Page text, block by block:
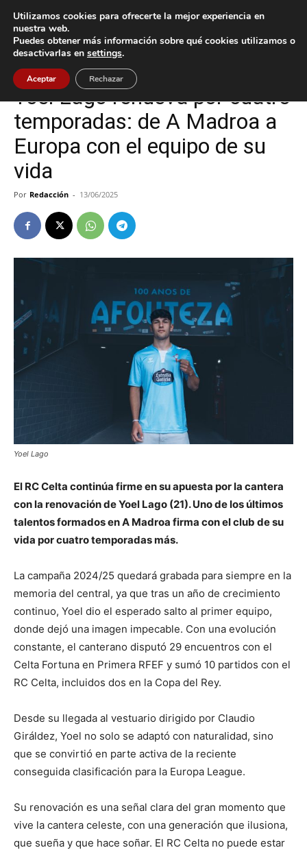
Inicio Celta
Celta Deportes
Yoel Lago renueva por cuatro
temporadas: de A Madroa a
Europa con el equipo de su
vida
Por Redacción - 13/06/2025
Yoel Lago
El RC Celta continúa firme en su apuesta por la cantera
con la renovación de Yoel Lago (21). Uno de los últimos
talentos formados en A Madroa firma con el club de su
vida por cuatro temporadas más.
La campaña 2024/25 quedará grabada para siempre en la
memoria del central, ya que tras un año de crecimiento
continuo, Yoel dio el esperado salto al primer equipo,
donde dejó una imagen impecable. Con una evolución
constante, el canterano disputó 29 encuentros con el
Celta Fortuna en Primera RFEF y sumó 10 partidos con el
RC Celta, incluidos dos en la Copa del Rey.
Desde su llegada al vestuario dirigido por Claudio
Giráldez, Yoel no solo se adaptó con naturalidad, sino
que se convirtió en parte activa de la reciente
conseguida clasificación para la Europa League.
Su renovación es una señal clara del gran momento que
vive la cantera celeste, con una generación que ilusiona,
que sueña y que hace soñar. El RC Celta no puede estar
Utilizamos cookies para ofrecerte la mejor experiencia en
nuestra web.
Puedes obtener más información sobre qué cookies utilizamos o
desactivarlas en settings.
Aceptar Rechazar